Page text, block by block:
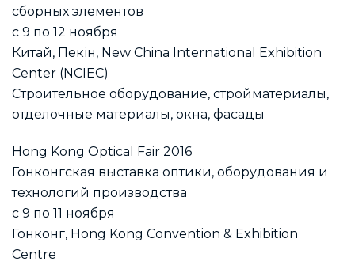
сборных элементов
с 9 по 12 ноября
Китай, Пекін, New China International Exhibition
Center (NCIEC)
Строительное оборудование, стройматериалы,
отделочные материалы, окна, фасады
Hong Kong Optical Fair 2016
Гонконгская выставка оптики, оборудования и
технологий производства
с 9 по 11 ноября
Гонконг, Hong Kong Convention & Exhibition
Centre